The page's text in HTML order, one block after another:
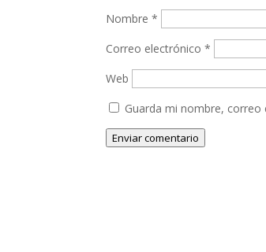
Nombre*
Correo electrónico*
Web
Guarda mi nombre,
Enviar comentario